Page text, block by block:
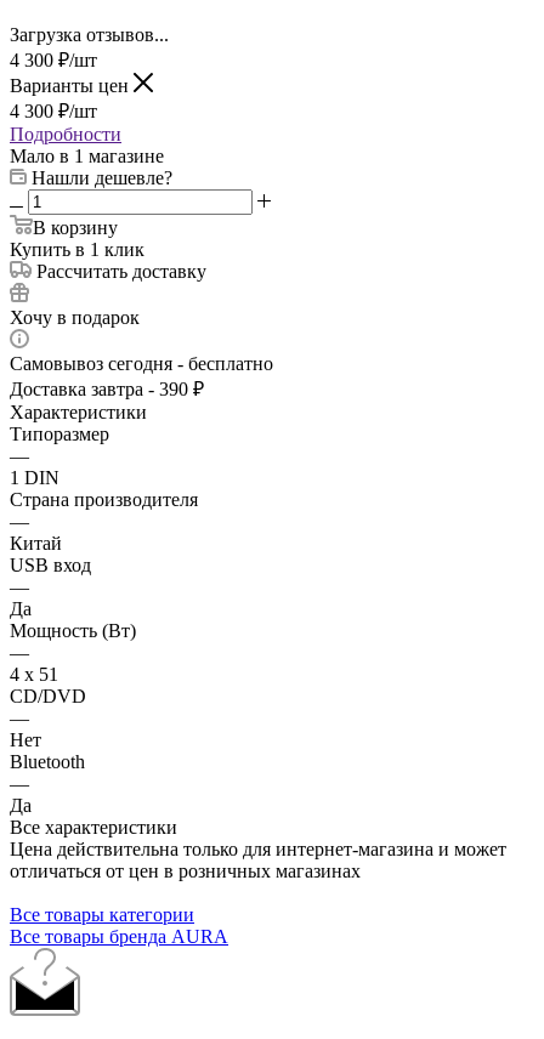
Загрузка отзывов...
4 300 ₽/шт
Варианты цен
4 300 ₽/шт
Подробности
Мало в 1 магазине
Нашли дешевле?
В корзину
Купить в 1 клик
Рассчитать доставку
Хочу в подарок
Самовывоз сегодня - бесплатно
Доставка завтра - 390 ₽
Характеристики
Типоразмер
—
1 DIN
Страна производителя
—
Китай
USB вход
—
Да
Мощность (Вт)
—
4 х 51
CD/DVD
—
Нет
Bluetooth
—
Да
Все характеристики
Цена действительна только для интернет-магазина и может
отличаться от цен в розничных магазинах
Все товары категории
Все товары бренда AURA